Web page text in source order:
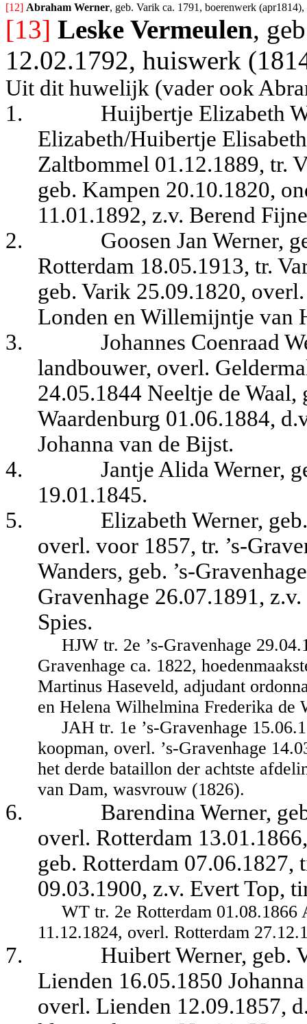
[12] Abraham Werner, geb. Varik ca. 1791, boerenwerk
[13] Leske Vermeulen,
12.02.1792, huiswerk
Uit dit huwelijk (vader ook
1.
Huijbertje Elizabeth
Elizabeth/Huibertje
Zaltbommel 01.12.1889, tr.
geb. Kampen 20.10.1820,
11.01.1892, z.v. Berend
2.
Goosen Jan Werner,
Rotterdam 18.05.1913, tr.
geb. Varik 25.09.1820,
Londen en Willemijntje van
3.
Johannes Coenraad
landbouwer, overl.
24.05.1844 Neeltje de
Waardenburg 01.06.1884,
Johanna van de Bijst.
4.
Jantje Alida Werner,
19.01.1845.
5.
Elizabeth Werner,
overl. voor 1857, tr. ’s-
Wanders, geb. ’s-
Gravenhage 26.07.1891,
Spies.
HJW tr. 2e ’s-Gravenhage
Gravenhage ca. 1822,
Martinus Haseveld, adjudant
en Helena Wilhelmina Frederika de
JAH tr. 1e ’s-Gravenhage
koopman, overl. ’s-Gravenhage
het derde bataillon der achtste
van Dam, wasvrouw (1826).
6.
Barendina Werner,
overl. Rotterdam
geb. Rotterdam
09.03.1900, z.v. Evert Top,
WT tr. 2e Rotterdam
11.12.1824, overl. Rotterdam
7.
Huibert Werner, geb.
Lienden 16.05.1850
overl. Lienden 12.09.1857,